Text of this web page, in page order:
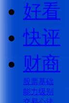
好看
快评
财商
股票基础
能力级别